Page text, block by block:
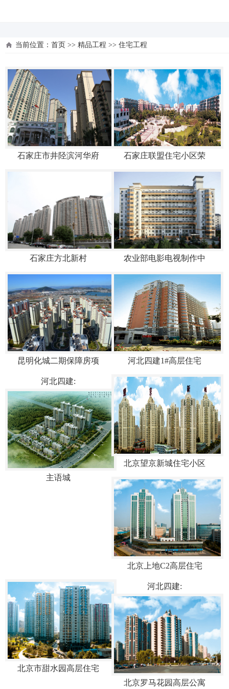
当前位置： 首页 >> 精品工程 >> 住宅工程
石家庄市井陉滨河华府 石家庄联盟住宅小区荣
石家庄方北新村 农业部电影电视制作中
昆明化城二期保障房项 河北四建1#高层住宅
河北四建:
主语城
北京望京新城住宅小区
北京上地C2高层住宅
北京市甜水园高层住宅
河北四建:
北京罗马花园高层公寓